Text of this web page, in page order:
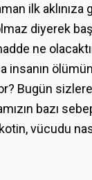
ilk
diyerek
ne
insanın
Bugün sizlere
bazı
vücudu